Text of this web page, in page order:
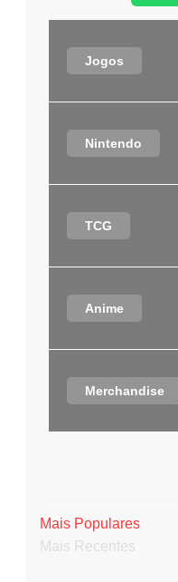
Jogos
Nintendo
TCG
Anime
Merchandise
Mais Populares
Mais Recentes